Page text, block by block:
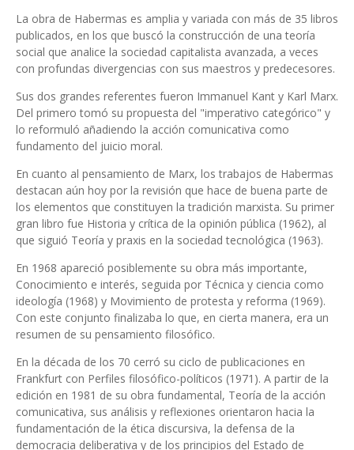
La obra de Habermas es amplia y variada con más de 35 libros
publicados, en los que buscó la construcción de una teoría
social que analice la sociedad capitalista avanzada, a veces
con profundas divergencias con sus maestros y predecesores.
Sus dos grandes referentes fueron Immanuel Kant y Karl Marx.
Del primero tomó su propuesta del "imperativo categórico" y
lo reformuló añadiendo la acción comunicativa como
fundamento del juicio moral.
En cuanto al pensamiento de Marx, los trabajos de Habermas
destacan aún hoy por la revisión que hace de buena parte de
los elementos que constituyen la tradición marxista. Su primer
gran libro fue Historia y crítica de la opinión pública (1962), al
que siguió Teoría y praxis en la sociedad tecnológica (1963).
En 1968 apareció posiblemente su obra más importante,
Conocimiento e interés, seguida por Técnica y ciencia como
ideología (1968) y Movimiento de protesta y reforma (1969).
Con este conjunto finalizaba lo que, en cierta manera, era un
resumen de su pensamiento filosófico.
En la década de los 70 cerró su ciclo de publicaciones en
Frankfurt con Perfiles filosófico-políticos (1971). A partir de la
edición en 1981 de su obra fundamental, Teoría de la acción
comunicativa, sus análisis y reflexiones orientaron hacia la
fundamentación de la ética discursiva, la defensa de la
democracia deliberativa y de los principios del Estado de